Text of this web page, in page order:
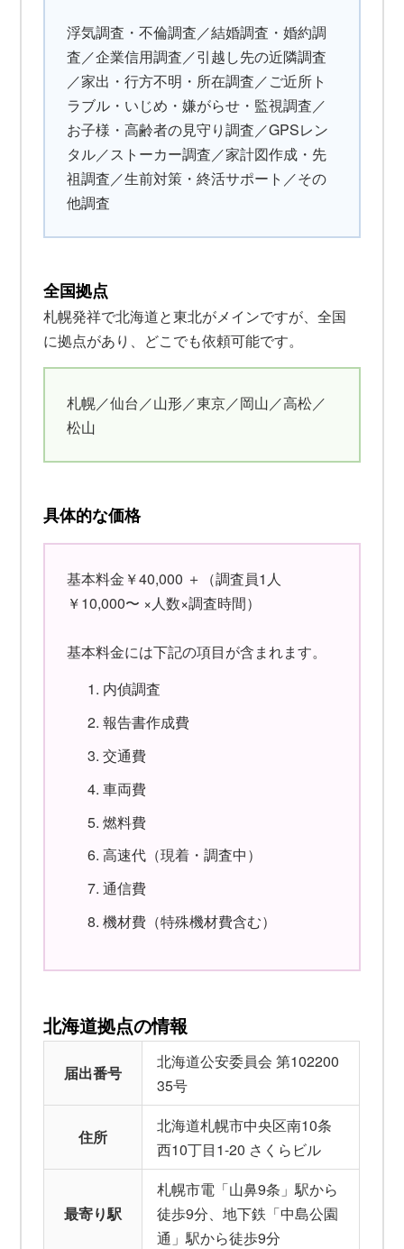
浮気調査・不倫調査／結婚調査・婚約調
査／企業信用調査／引越し先の近隣調査
／家出・行方不明・所在調査／ご近所ト
ラブル・いじめ・嫌がらせ・監視調査／
お子様・高齢者の見守り調査／GPSレン
タル／ストーカー調査／家計図作成・先
祖調査／生前対策・終活サポート／その
他調査
全国拠点
札幌発祥で北海道と東北がメインですが、全国
に拠点があり、どこでも依頼可能です。
札幌／仙台／山形／東京／岡山／高松／
松山
具体的な価格
基本料金￥40,000 ＋（調査員1人
￥10,000〜 ×人数×調査時間）
基本料金には下記の項目が含まれます。
内偵調査
報告書作成費
交通費
車両費
燃料費
高速代（現着・調査中）
通信費
機材費（特殊機材費含む）
北海道拠点の情報
届出番号
北海道公安委員会 第102200
35号
住所
北海道札幌市中央区南10条
西10丁目1-20 さくらビル
最寄り駅
札幌市電「山鼻9条」駅から
徒歩9分、地下鉄「中島公園
通」駅から徒歩9分